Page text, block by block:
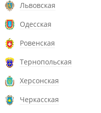
Львовская
Одесская
Ровенская
Тернопольская
Херсонская
Черкасская